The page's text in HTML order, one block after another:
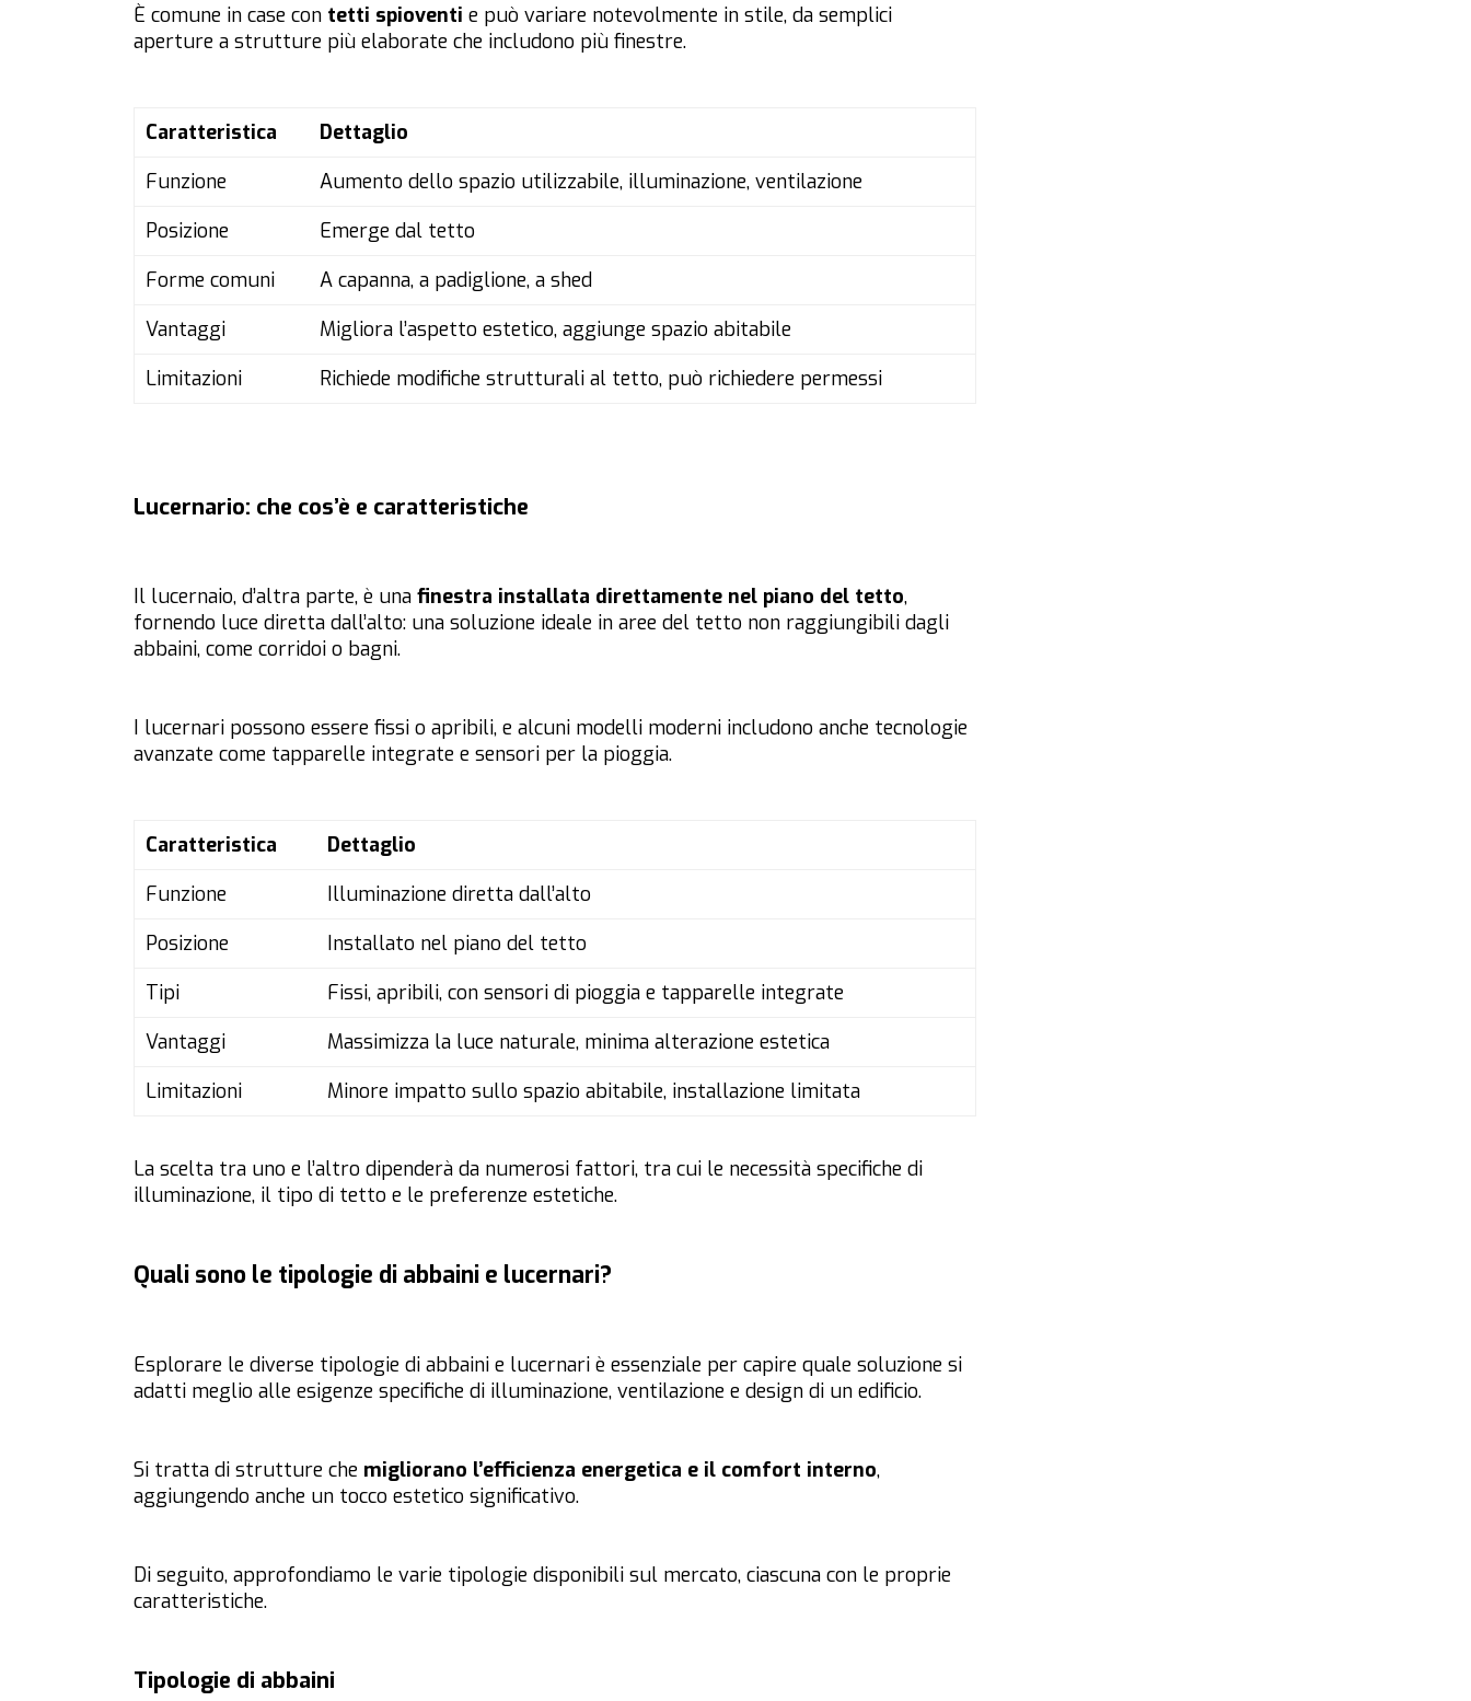
È comune in case con tetti spioventi e può variare notevolmente in stile, da semplici
aperture a strutture più elaborate che includono più finestre.
Caratteristica
Dettaglio
Funzione
Aumento dello spazio utilizzabile, illuminazione, ventilazione
Posizione
Emerge dal tetto
Forme comuni
A capanna, a padiglione, a shed
Vantaggi
Migliora l’aspetto estetico, aggiunge spazio abitabile
Limitazioni
Richiede modifiche strutturali al tetto, può richiedere permessi
Lucernario: che cos’è e caratteristiche
Il lucernaio, d’altra parte, è una finestra installata direttamente nel piano del tetto,
fornendo luce diretta dall’alto: una soluzione ideale in aree del tetto non raggiungibili dagli
abbaini, come corridoi o bagni.
I lucernari possono essere fissi o apribili, e alcuni modelli moderni includono anche tecnologie
avanzate come tapparelle integrate e sensori per la pioggia.
Caratteristica
Dettaglio
Funzione
Illuminazione diretta dall’alto
Posizione
Installato nel piano del tetto
Tipi
Fissi, apribili, con sensori di pioggia e tapparelle integrate
Vantaggi
Massimizza la luce naturale, minima alterazione estetica
Limitazioni
Minore impatto sullo spazio abitabile, installazione limitata
La scelta tra uno e l’altro dipenderà da numerosi fattori, tra cui le necessità specifiche di
illuminazione, il tipo di tetto e le preferenze estetiche.
Quali sono le tipologie di abbaini e lucernari?
Esplorare le diverse tipologie di abbaini e lucernari è essenziale per capire quale soluzione si
adatti meglio alle esigenze specifiche di illuminazione, ventilazione e design di un edificio.
Si tratta di strutture che migliorano l’efficienza energetica e il comfort interno,
aggiungendo anche un tocco estetico significativo.
Di seguito, approfondiamo le varie tipologie disponibili sul mercato, ciascuna con le proprie
caratteristiche.
Tipologie di abbaini